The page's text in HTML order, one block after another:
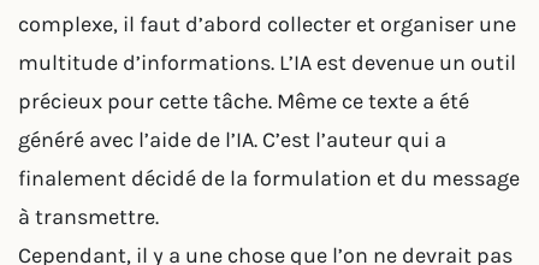
complexe, il faut d’abord collecter et organiser une
multitude d’informations. L’IA est devenue un outil
précieux pour cette tâche. Même ce texte a été
généré avec l’aide de l’IA. C’est l’auteur qui a
finalement décidé de la formulation et du message
à transmettre.
Cependant, il y a une chose que l’on ne devrait pas